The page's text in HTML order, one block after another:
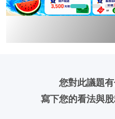
您對此議題
寫下您的看法與